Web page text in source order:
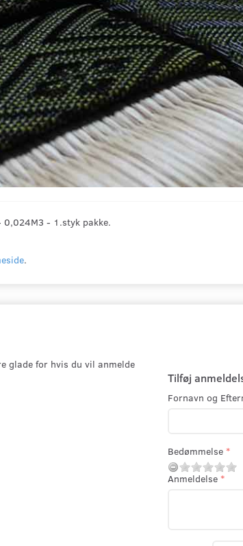
0,024M3 - 1.styk pakke.
.
glade for hvis du vil anmelde
Tilføj
Fornavn og
Bedømmelse
Anmeldelse